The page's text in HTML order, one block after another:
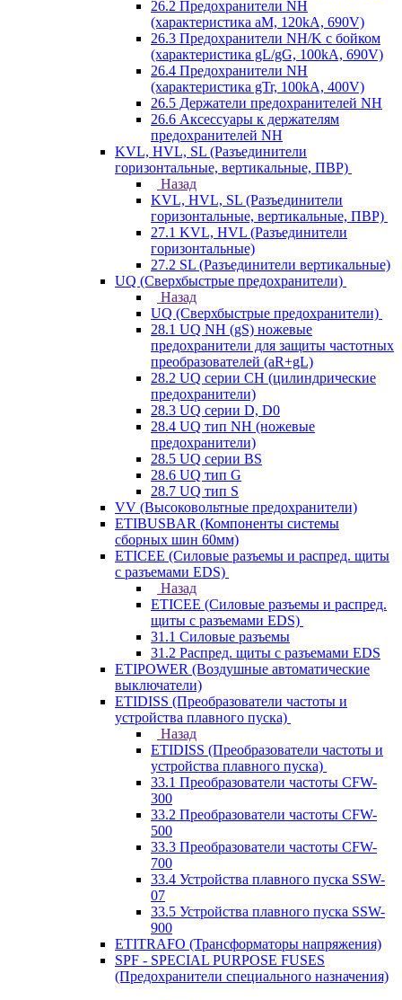
26.2 Предохранители NH
(характеристика aM, 120kA, 690V)
26.3 Предохранители NH/K с бойком
(характеристика gL/gG, 100kA, 690V)
26.4 Предохранители NH
(характеристика gTr, 100kA, 400V)
26.5 Держатели предохранителей NH
26.6 Аксессуары к держателям
предохранителей NH
KVL, HVL, SL (Разъединители
горизонтальные, вертикальные, ПВР)
Назад
KVL, HVL, SL (Разъединители
горизонтальные, вертикальные, ПВР)
27.1 KVL, HVL (Разъединители
горизонтальные)
27.2 SL (Разъединители вертикальные)
UQ (Сверхбыстрые предохранители)
Назад
UQ (Сверхбыстрые предохранители)
28.1 UQ NH (gS) ножевые
предохранители для защиты частотных
преобразователей (aR+gL)
28.2 UQ серии CH (цилиндрические
предохранители)
28.3 UQ серии D, D0
28.4 UQ тип NH (ножевые
предохранители)
28.5 UQ серии BS
28.6 UQ тип G
28.7 UQ тип S
VV (Высоковольтные предохранители)
ETIBUSBAR (Компоненты системы
сборных шин 60мм)
ETICEE (Силовые разъемы и распред. щиты
с разъемами EDS)
Назад
ETICEE (Силовые разъемы и распред.
щиты с разъемами EDS)
31.1 Силовые разъемы
31.2 Распред. щиты с разъемами EDS
ETIPOWER (Воздушные автоматические
выключатели)
ETIDISS (Преобразователи частоты и
устройства плавного пуска)
Назад
ETIDISS (Преобразователи частоты и
устройства плавного пуска)
33.1 Преобразователи частоты CFW-
300
33.2 Преобразователи частоты CFW-
500
33.3 Преобразователи частоты CFW-
700
33.4 Устройства плавного пуска SSW-
07
33.5 Устройства плавного пуска SSW-
900
ETITRAFO (Трансформаторы напряжения)
SPF - SPECIAL PURPOSE FUSES
(Предохранители специального назначения)